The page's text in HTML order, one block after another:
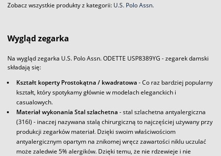
Zobacz wszystkie produkty z kategorii: U.S. Polo Assn.
Wygląd zegarka
Na wygląd zegarka U.S. Polo Assn. ODETTE USP8389YG - zegarek damski
składają się:
Kształt koperty Prostokątna / kwadratowa - Co raz bardziej popularny
kształt, który spotykamy głównie w modelach eleganckich i
casualowych.
Materiał wykonania Stal szlachetna - stal szlachetna antyalergiczna
(316l) - inaczej nazywana stalą chirurgiczną to najczęściej używany przy
produkcji zegarków materiał. Dzięki swoim właściwościom
antyalergicznym opartym na znikomej wręcz zawartości niklu uczulać
może zaledwie 5% alergików. Dzięki temu, że nie rdzewieje i nie